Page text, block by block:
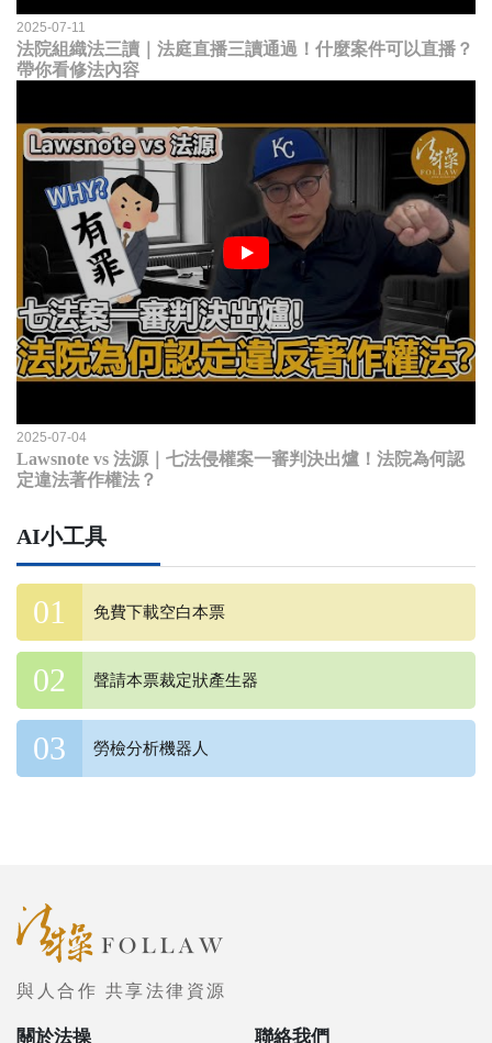
2025-07-11
法院組織法三讀｜法庭直播三讀通過！什麼案件可以直播？
帶你看修法內容
2025-07-04
Lawsnote vs 法源｜七法侵權案一審判決出爐！法院為何認
定違法著作權法？
AI小工具
免費下載空白本票
聲請本票裁定狀產生器
勞檢分析機器人
與人合作 共享法律資源
關於法操 聯絡我們